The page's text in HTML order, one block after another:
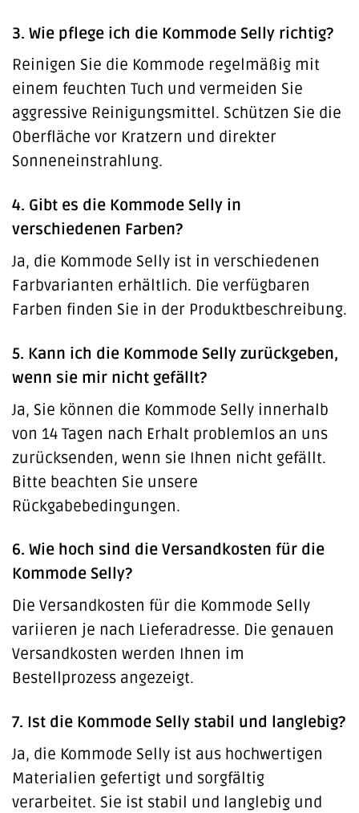
3. Wie pflege ich die Kommode Selly richtig?
Reinigen Sie die Kommode regelmäßig mit
einem feuchten Tuch und vermeiden Sie
aggressive Reinigungsmittel. Schützen Sie die
Oberfläche vor Kratzern und direkter
Sonneneinstrahlung.
4. Gibt es die Kommode Selly in
verschiedenen Farben?
Ja, die Kommode Selly ist in verschiedenen
Farbvarianten erhältlich. Die verfügbaren
Farben finden Sie in der Produktbeschreibung.
5. Kann ich die Kommode Selly zurückgeben,
wenn sie mir nicht gefällt?
Ja, Sie können die Kommode Selly innerhalb
von 14 Tagen nach Erhalt problemlos an uns
zurücksenden, wenn sie Ihnen nicht gefällt.
Bitte beachten Sie unsere
Rückgabebedingungen.
6. Wie hoch sind die Versandkosten für die
Kommode Selly?
Die Versandkosten für die Kommode Selly
variieren je nach Lieferadresse. Die genauen
Versandkosten werden Ihnen im
Bestellprozess angezeigt.
7. Ist die Kommode Selly stabil und langlebig?
Ja, die Kommode Selly ist aus hochwertigen
Materialien gefertigt und sorgfältig
verarbeitet. Sie ist stabil und langlebig und